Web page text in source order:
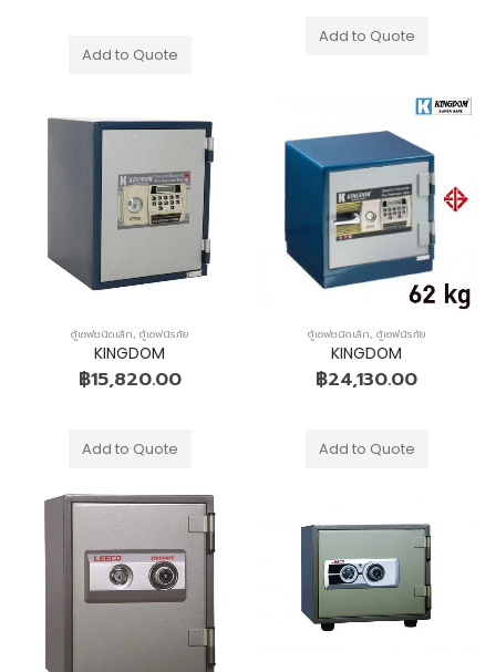
Add to Quote
Add to Quote
ตู้เซฟชนิดเล็ก, ตู้เซฟนิรภัย
KINGDOM
฿15,820.00
Add to Quote
ตู้เซฟชนิดเล็ก, ตู้เซฟนิรภัย
KINGDOM
฿24,130.00
Add to Quote
หมอนหมุน
out of 5
220.00
ที่นอนสปริง หนา 9 นิ้ว
0out of 5
฿3,640.00
out of 5
7,070.00
เตียงนอน
–
หมอนหมุน
out of 5
฿220.00
0out of 5
฿3,640.00 –
0out of 5
฿7,070.00
เตียงนอน
0out of 5
฿ 2,890.00